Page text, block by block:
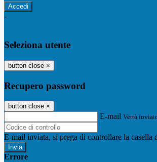
-
Seleziona utente
button close ×
Recupero password
button close ×
E-mail Verrà
E-mail inviata, si prega di controllare la casella
Errore